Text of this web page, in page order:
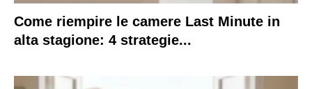
Come riempire le camere Last Minute in
alta stagione: 4 strategie...